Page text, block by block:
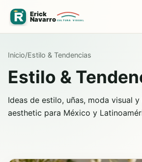
Inicio/Estilo & Tendencias
Estilo &
Ideas de estilo, uñas, moda visual
aesthetic para México y